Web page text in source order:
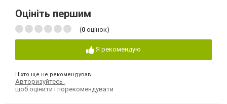
Оцініть першим
(0 оцінок)
Я рекомендую
Ніхто ще не рекомендував
Авторизуйтесь ,
щоб оцінити і порекомендувати